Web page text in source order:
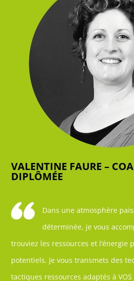
VALENTINE FAURE –
DIPLÔMÉE
Dans une atmosphère
déterminée, je vous
trouviez les ressources et l’énergie
potentiels. Je vous transmets des
tactiques ressources adaptés à